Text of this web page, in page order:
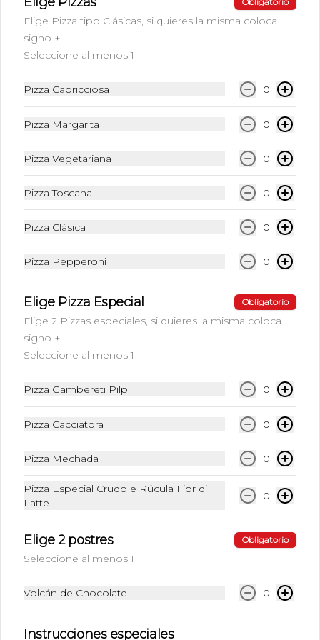
Coca Cola Zero 350cc
$2.000
Sprite 350cc
$2.000
Conócenos
Estamos ubicados en Av. San Martín 469, Viña del Mar ||
+56 032 3193390
Zona de despacho
Términos y condiciones
Política de privacidad
Redes sociales
Facebook
Mi cuenta
Elige Pizza tipo Clásicas, si quieres la misma coloca
signo +
Seleccione al menos 1
Pizza Capricciosa 0
Pizza Margarita 0
Pizza Vegetariana 0
Pizza Toscana 0
Pizza Clásica 0
Pizza Pepperoni 0
Elige Pizza Especial Obligatorio
Elige 2 Pizzas especiales, si quieres la misma coloca
signo +
Seleccione al menos 1
Pizza Gambereti Pilpil 0
Pizza Cacciatora 0
Pizza Mechada 0
Pizza Especial Crudo e Rúcula Fior di
Latte
0
Elige 2 postres Obligatorio
Seleccione al menos 1
Volcán de Chocolate 0
Instrucciones especiales